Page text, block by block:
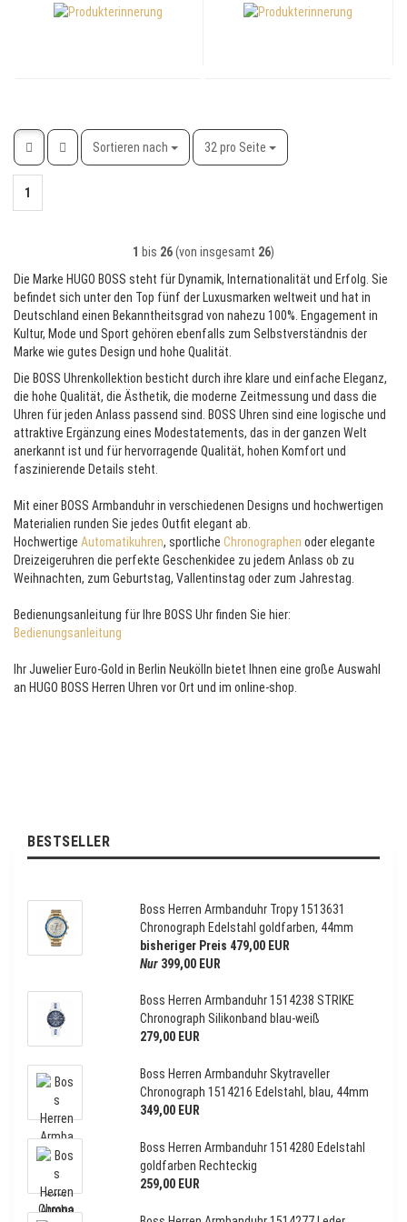
Sortieren nach
Sortieren nach 32 pro Seite
pro Seite
1
1 bis 26(von insgesamt 26)
Die Marke HUGO BOSS steht für Dynamik, Internationalität und Erfolg. Sie
befindet sich unter den Top fünf der Luxusmarken weltweit und hat in
Deutschland einen Bekanntheitsgrad von nahezu 100%. Engagement in
Kultur, Mode und Sport gehören ebenfalls zum Selbstverständnis der
Marke wie gutes Design und hohe Qualität.
Die BOSS Uhrenkollektion besticht durch ihre klare und einfache Eleganz,
die hohe Qualität, die Ästhetik, die moderne Zeitmessung und dass die
Uhren für jeden Anlass passend sind. BOSS Uhren sind eine logische und
attraktive Ergänzung eines Modestatements, das in der ganzen Welt
anerkannt ist und für hervorragende Qualität, hohen Komfort und
faszinierende Details steht.
Mit einer BOSS Armbanduhr in verschiedenen Designs und hochwertigen
Materialien runden Sie jedes Outfit elegant ab.
Hochwertige Automatikuhren, sportliche Chronographen oder elegante
Dreizeigeruhren die perfekte Geschenkidee zu jedem Anlass ob zu
Weihnachten, zum Geburtstag, Vallentinstag oder zum Jahrestag.
Bedienungsanleitung für Ihre BOSS Uhr finden Sie hier:
Bedienungsanleitung
Ihr Juwelier Euro-Gold in Berlin Neukölln bietet Ihnen eine große Auswahl
an HUGO BOSS Herren Uhren vor Ort und im online-shop.
BESTSELLER
Boss Herren Armbanduhr Tropy 1513631
Chronograph Edelstahl goldfarben, 44mm
bisheriger Preis 479,00 EUR
Nur 399,00 EUR
Boss Herren Armbanduhr 1514238 STRIKE
Chronograph Silikonband blau-weiß
279,00 EUR
Boss Herren Armbanduhr Skytraveller
Chronograph 1514216 Edelstahl, blau, 44mm
349,00 EUR
Boss Herren Armbanduhr 1514280 Edelstahl
goldfarben Rechteckig
259,00 EUR